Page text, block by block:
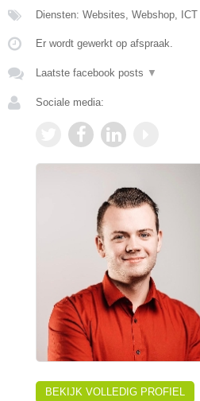
Diensten: Websites, Webshop, ICT
Er wordt gewerkt op afspraak.
Laatste facebook posts ▼
Sociale media:
BEKIJK VOLLEDIG PROFIEL